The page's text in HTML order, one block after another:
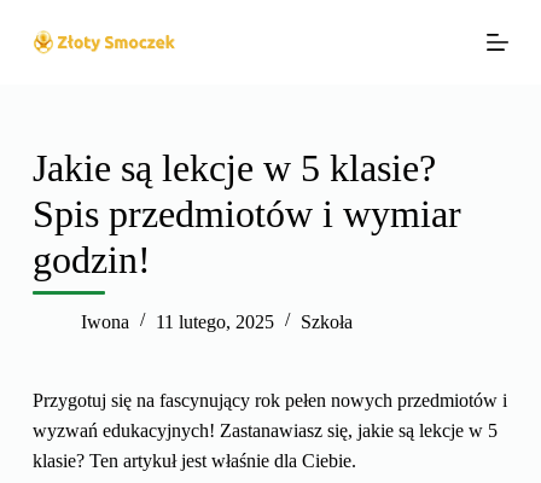
dJakie są lekcje w 5 klasie?
Spis przedmiotów i wymiar
godzin!
Iwona 11 lutego, 2025 Szkoła
Przygotuj się na fascynujący rok pełen nowych przedmiotów i
wyzwań edukacyjnych! Zastanawiasz się, jakie są lekcje w 5
klasie? Ten artykuł jest właśnie dla Ciebie.